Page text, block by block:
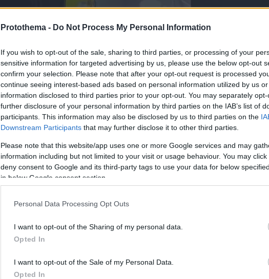
Protothema - Do Not Process My Personal Information
If you wish to opt-out of the sale, sharing to third parties, or processing of your
sensitive information for targeted advertising by us, please use the below opt-out
confirm your selection. Please note that after your opt-out request is processed
continue seeing interest-based ads based on personal information utilized by us
information disclosed to third parties prior to your opt-out. You may separately
further disclosure of your personal information by third parties on the IAB’s list of
participants. This information may also be disclosed by us to third parties on the
Downstream Participants that may further disclose it to other third parties.
Please note that this website/app uses one or more Google services and may
information including but not limited to your visit or usage behaviour. You may
deny consent to Google and its third-party tags to use your data for below
in below Google consent section.
Personal Data Processing Opt Outs
I want to opt-out of the Sharing of my personal data.
Opted In
I want to opt-out of the Sale of my Personal Data.
Opted In